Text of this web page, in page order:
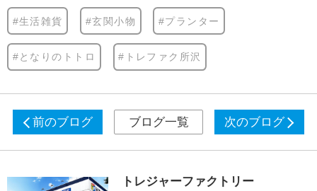
#生活雑貨 #玄関小物 #プランター
#となりのトトロ #トレファク所沢
前のブログ ブログ一覧 次のブログ
トレジャーファクトリー